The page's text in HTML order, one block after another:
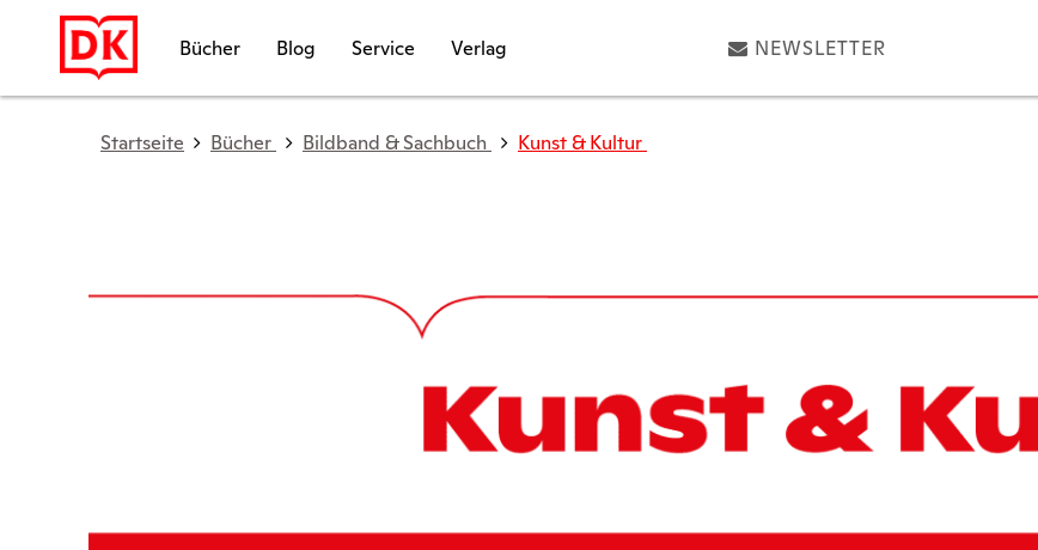
Bücher Blog Service Verlag NEWSLETTER
Startseite Bücher Bildband & Sachbuch Kunst & Kultur